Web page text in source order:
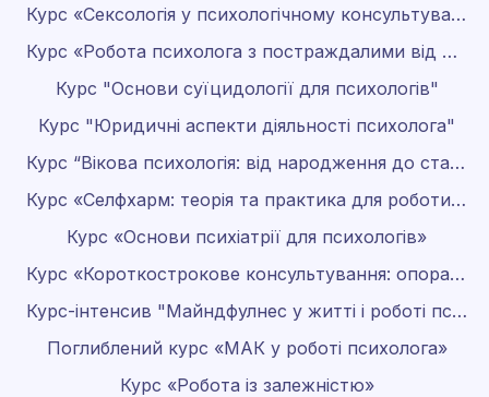
Курс «Сексологія у психологічному консультуванні»
Курс «Робота психолога з постраждалими від домашнього насильства»
Курс "Основи суїцидології для психологів"
Курс "Юридичні аспекти діяльності психолога"
Курс “Вікова психологія: від народження до старості”
Курс «Селфхарм: теорія та практика для роботи психолога»
Курс «Основи психіатрії для психологів»
Курс «Короткострокове консультування: опора на результат»
Курс-інтенсив "Майндфулнес у житті і роботі психолога"
Поглиблений курс «МАК у роботі психолога»
Курс «Робота із залежністю»